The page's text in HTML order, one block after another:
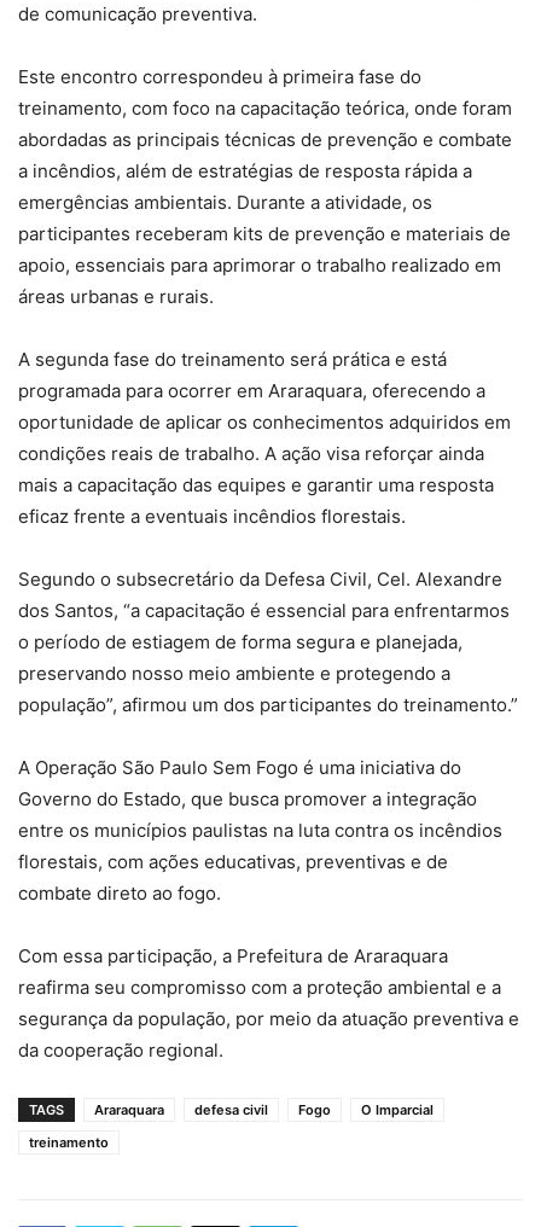
de comunicação preventiva.
Este encontro correspondeu à primeira fase do
treinamento, com foco na capacitação teórica, onde foram
abordadas as principais técnicas de prevenção e combate
a incêndios, além de estratégias de resposta rápida a
emergências ambientais. Durante a atividade, os
participantes receberam kits de prevenção e materiais de
apoio, essenciais para aprimorar o trabalho realizado em
áreas urbanas e rurais.
A segunda fase do treinamento será prática e está
programada para ocorrer em Araraquara, oferecendo a
oportunidade de aplicar os conhecimentos adquiridos em
condições reais de trabalho. A ação visa reforçar ainda
mais a capacitação das equipes e garantir uma resposta
eficaz frente a eventuais incêndios florestais.
Segundo o subsecretário da Defesa Civil, Cel. Alexandre
dos Santos, “a capacitação é essencial para enfrentarmos
o período de estiagem de forma segura e planejada,
preservando nosso meio ambiente e protegendo a
população”, afirmou um dos participantes do treinamento.”
A Operação São Paulo Sem Fogo é uma iniciativa do
Governo do Estado, que busca promover a integração
entre os municípios paulistas na luta contra os incêndios
florestais, com ações educativas, preventivas e de
combate direto ao fogo.
Com essa participação, a Prefeitura de Araraquara
reafirma seu compromisso com a proteção ambiental e a
segurança da população, por meio da atuação preventiva e
da cooperação regional.
TAGS Araraquara defesa civil Fogo
O Imparcial
treinamento